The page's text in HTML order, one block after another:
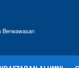
Berwawasan